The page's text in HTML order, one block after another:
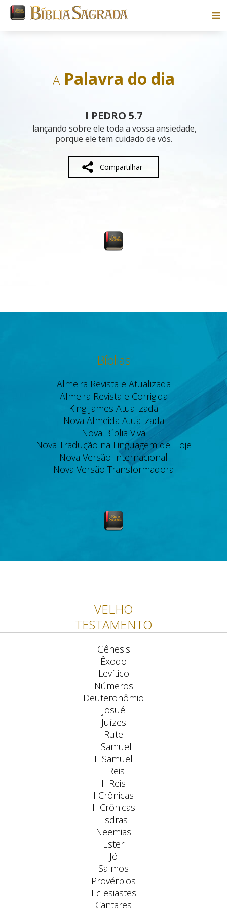
Blog
Sobre
APalavra do dia
I PEDRO 5.7
lançando sobre ele toda a vossa ansiedade,
porque ele tem cuidado de vós.
Compartilhar
Bíblias
Almeira Revista e Atualizada
Almeira Revista e Corrigida
King James Atualizada
Nova Almeida Atualizada
Nova Bíblia Viva
Nova Tradução na Linguagem de Hoje
Nova Versão Internacional
Nova Versão Transformadora
VELHO
TESTAMENTO
Gênesis
Êxodo
Levítico
Números
Deuteronômio
Josué
Juízes
Rute
I Samuel
II Samuel
I Reis
II Reis
I Crônicas
II Crônicas
Esdras
Neemias
Ester
Jó
Salmos
Provérbios
Eclesiastes
Cantares